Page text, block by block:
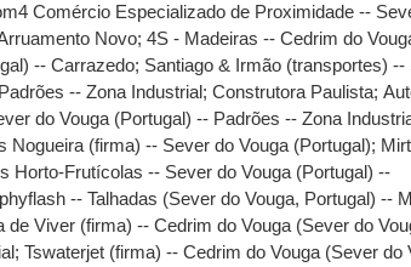
Comércio Especializado de Proximidade --
Novo;4S - Madeiras -- Cedrim do
-- Carrazedo; Santiago & Irmão (transportes) --
-- Zona Industrial;Construtora Paulista;
do Vouga (Portugal) -- Padrões -- Zona
Nogueira (firma) -- Sever do Vouga (Portugal);
Horto-Frutícolas -- Sever do Vouga (Portugal) --
-- Talhadas (Sever do Vouga, Portugal) --
de Viver (firma) -- Cedrim do Vouga (Sever do
;Tswaterjet (firma) -- Cedrim do Vouga (Sever do